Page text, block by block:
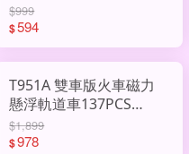
$999
$594
T951A 雙車版火車磁力
懸浮軌道車137PCS
AHY3015572
$1,899
$978